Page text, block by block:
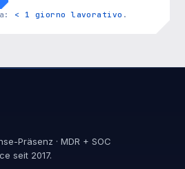
< 1 giorno lavorativo .
Präsenz · MDR + SOC
seit 2017.